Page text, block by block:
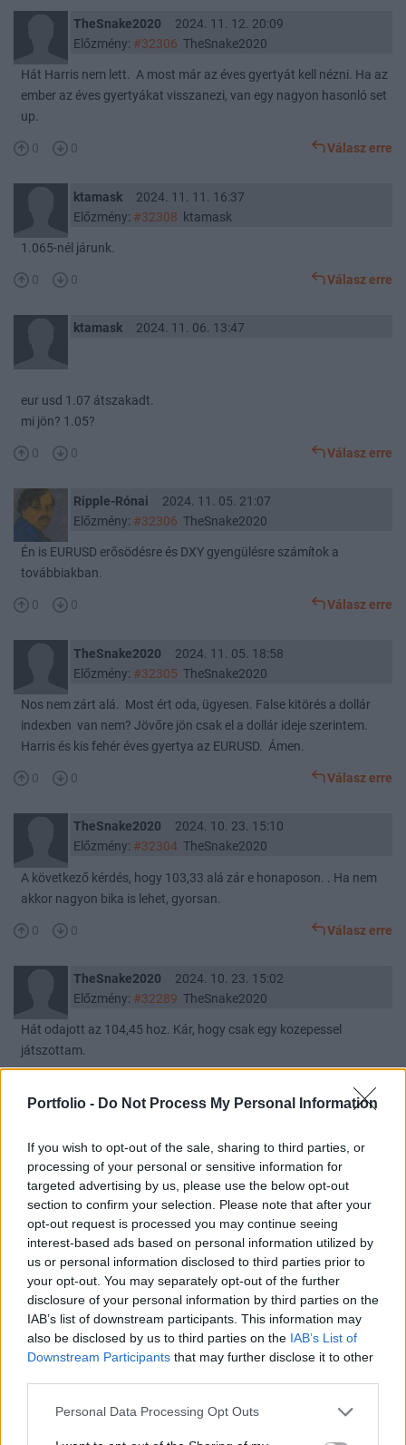
Portfolio - Do Not Process My Personal Information
If you wish to opt-out of the sale, sharing to third parties, or
processing of your personal or sensitive information for
targeted advertising by us, please use the below opt-out
section to confirm your selection. Please note that after your
opt-out request is processed you may continue seeing
interest-based ads based on personal information utilized by
us or personal information disclosed to third parties prior to
your opt-out. You may separately opt-out of the further
disclosure of your personal information by third parties on the
IAB’s list of downstream participants. This information may
also be disclosed by us to third parties on the IAB’s List of
Downstream Participants that may further disclose it to other
Personal Data Processing Opt Outs
TheSnake2020
2024. 11. 12. 20:09
Előzmény: #32306 TheSnake2020
Hát Harris nem lett. A most már az éves gyertyát kell nézni. Ha az
ember az éves gyertyákat visszanezi, van egy nagyon hasonló set
up.
0 0 Válasz erre
ktamask
2024. 11. 11. 16:37
Előzmény: #32308 ktamask
1.065-nél járunk.
0 0 Válasz erre
ktamask 2024. 11. 06. 13:47
eur usd 1.07 átszakadt.
mi jön? 1.05?
0 0 Válasz erre
Ripple-Rónai
2024. 11. 05. 21:07
Előzmény: #32306 TheSnake2020
Én is EURUSD erősödésre és DXY gyengülésre számítok a
továbbiakban.
0 0 Válasz erre
TheSnake2020
2024. 11. 05. 18:58
Előzmény: #32305 TheSnake2020
Nos nem zárt alá. Most ért oda, ügyesen. False kitörés a dollár
indexben van nem? Jövőre jön csak el a dollár ideje szerintem.
Harris és kis fehér éves gyertya az EURUSD. Ámen.
0 0 Válasz erre
TheSnake2020
2024. 10. 23. 15:10
Előzmény: #32304TheSnake2020
A következő kérdés, hogy 103,33 alá zár e honaposon. . Ha nem
akkor nagyon bika is lehet, gyorsan.
0 0 Válasz erre
TheSnake2020
2024. 10. 23. 15:02
Előzmény: #32289 TheSnake2020
Hát odajott az 104,45 hoz. Kár, hogy csak egy kozepessel
játszottam.
Előzmény:#32302Boby
Úgyhogy ha csak a kamatkülönbözetből indulok ki, akkor
hosszabb távon továbbra is a usd tűnik a nyerőnek..., de várjuk
meg a választást!
Válasz erre
Boby 2024. 10. 23. 12:42
Tegnap az eurhuf-ban már írtam, hogy usa kamatpálya
EU gazdasága viszont esik, kel, szerintem itt muszáj lesz tovább